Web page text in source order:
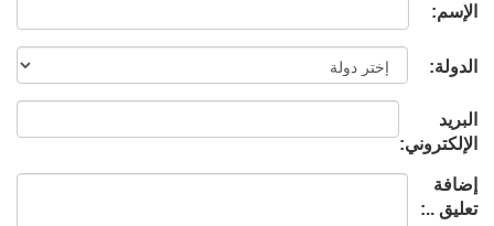
الإسم:
الدولة:
البريد
الإلكتروني:
إضافة
تعليق ..: